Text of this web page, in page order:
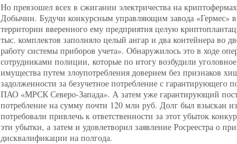
Но превзошел всех в сжигании электричества на
Добычин. Будучи конкурсным управляющим завода «Гермес»
территории вверенного ему предприятия целую
тыс. комплектов заполняло целый ангар и два контейнера во
работу системы приборов учета». Обнаружилось это в ходе
сотрудниками полиции, которые по итогу возбудили
имущества путем злоупотребления доверием без признаков
задолженности за безучетное потребление с
ПАО «МРСК Северо-Запада». А затем уже гарантирующий
потребление на сумму почти 120 млн руб. Долг был взыскан
потребовали привлечь к ответственности за этот убыток
эти убытки, а затем и удовлетворил заявление Росреестра о
дисквалификации на полгода.